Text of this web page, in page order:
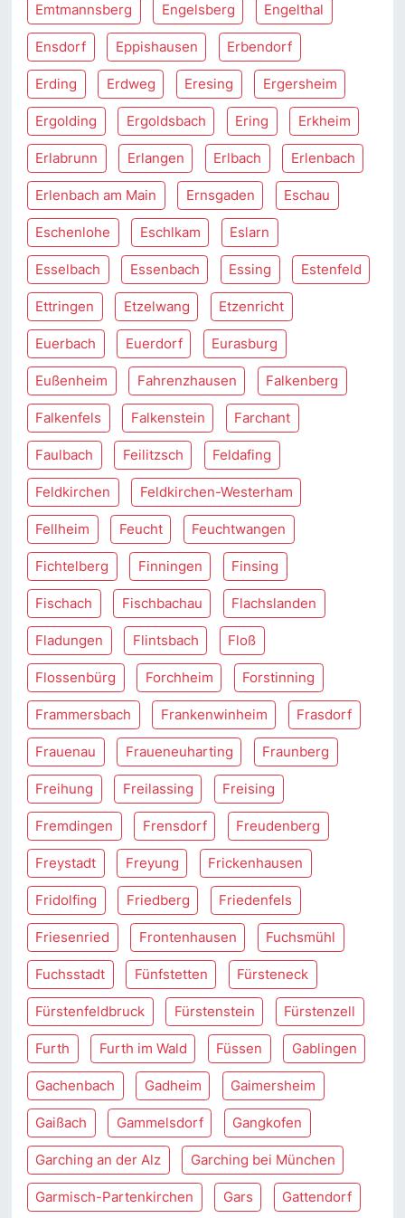
Emtmannsberg Engelsberg Engelthal
Ensdorf Eppishausen Erbendorf
Erding Erdweg Eresing Ergersheim
Ergolding Ergoldsbach Ering Erkheim
Erlabrunn Erlangen Erlbach Erlenbach
Erlenbach am Main Ernsgaden Eschau
Eschenlohe Eschlkam Eslarn
Esselbach Essenbach Essing Estenfeld
Ettringen Etzelwang Etzenricht
Euerbach Euerdorf Eurasburg
Eußenheim Fahrenzhausen Falkenberg
Falkenfels Falkenstein Farchant
Faulbach Feilitzsch Feldafing
Feldkirchen Feldkirchen-Westerham
Fellheim Feucht Feuchtwangen
Fichtelberg Finningen Finsing
Fischach Fischbachau Flachslanden
Fladungen Flintsbach Floß
Flossenbürg Forchheim Forstinning
Frammersbach Frankenwinheim Frasdorf
Frauenau Fraueneuharting Fraunberg
Freihung Freilassing Freising
Fremdingen Frensdorf Freudenberg
Freystadt Freyung Frickenhausen
Fridolfing Friedberg Friedenfels
Friesenried Frontenhausen Fuchsmühl
Fuchsstadt Fünfstetten Fürsteneck
Fürstenfeldbruck Fürstenstein Fürstenzell
Furth Furth im Wald Füssen Gablingen
Gachenbach Gadheim Gaimersheim
Gaißach Gammelsdorf Gangkofen
Garching an der Alz Garching bei München
Garmisch-Partenkirchen Gars Gattendorf